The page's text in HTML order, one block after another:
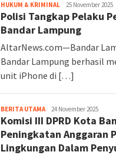
HUKUM & KRIMINAL Altarnews
25 November 2025
Polisi Tangkap Pelaku
Bandar Lampung
AltarNews.com—Bandar
Bandar Lampung berhasil
unit iPhone di […]
BERITA UTAMAAltarnews
24 November 2025
Komisi III DPRD Kota
Peningkatan Anggaran
Lingkungan Dalam